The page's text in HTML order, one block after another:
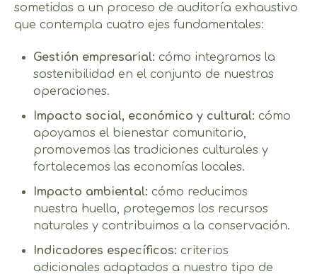
sometidas a un proceso de auditoría exhaustivo
que contempla cuatro ejes fundamentales:
Gestión empresarial: cómo integramos la
sostenibilidad en el conjunto de nuestras
operaciones.
Impacto social, económico y cultural: cómo
apoyamos el bienestar comunitario,
promovemos las tradiciones culturales y
fortalecemos las economías locales.
Impacto ambiental:cómo reducimos
nuestra huella, protegemos los recursos
naturales y contribuimos a la conservación.
Indicadores específicos: criterios
adicionales adaptados a nuestro tipo de